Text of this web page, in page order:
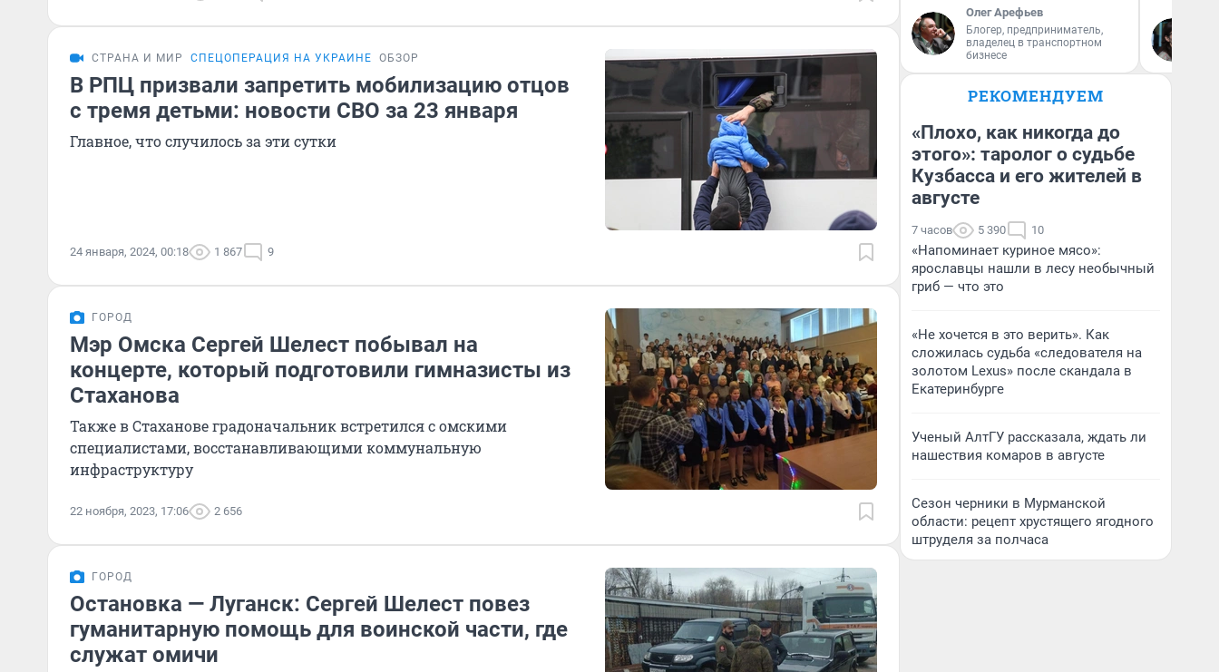
СТРАНА И МИР СПЕЦОПЕРАЦИЯ НА УКРАИНЕ ОБЗОР
В РПЦ призвали запретить мобилизацию отцов
с тремя детьми: новости СВО за 23 января
Главное, что случилось за эти сутки
24 января, 2024, 00:18 1 867 9
ГОРОД
Мэр Омска Сергей Шелест побывал на
концерте, который подготовили гимназисты из
Стаханова
Также в Стаханове градоначальник встретился с омскими
специалистами, восстанавливающими коммунальную
инфраструктуру
22 ноября, 2023, 17:06 2 656
ГОРОД
Остановка — Луганск: Сергей Шелест повез
гуманитарную помощь для воинской части, где
служат омичи
Олег Арефьев
Блогер, предприниматель,
владелец в транспортном
бизнесе
РЕКОМЕНДУЕМ
«Плохо, как никогда до
этого»: таролог о судьбе
Кузбасса и его жителей в
августе
7 часов 5 390 10
«Напоминает куриное мясо»:
ярославцы нашли в лесу необычный
гриб — что это
«Не хочется в это верить». Как
сложилась судьба «следователя на
золотом Lexus» после скандала в
Екатеринбурге
Ученый АлтГУ рассказала, ждать ли
нашествия комаров в августе
Сезон черники в Мурманской
области: рецепт хрустящего ягодного
штруделя за полчаса